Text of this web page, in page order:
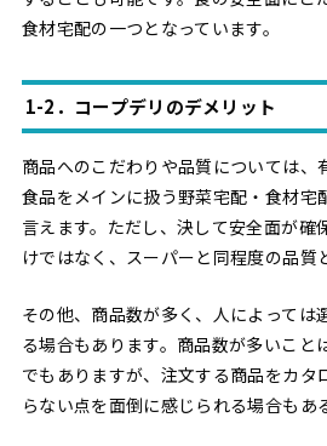
食材宅配の一つとなっています。
1-2．コープデリのデメリット
商品へのこだわりや品質については、
食品をメインに扱う野菜宅配・食材宅
言えます。ただし、決して安全面が確
けではなく、スーパーと同程度の品質
その他、商品数が多く、人によっては
る場合もあります。商品数が多いこと
でもありますが、注文する商品をカタ
らない点を面倒に感じられる場合もあ